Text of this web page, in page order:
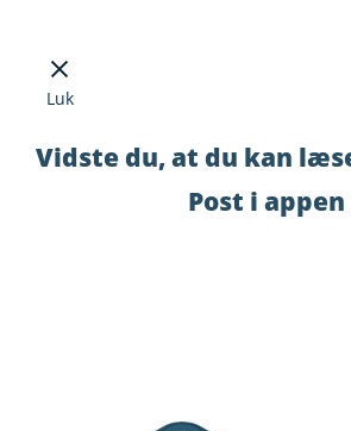
Luk
Vidste du, at du kan
Post i appen